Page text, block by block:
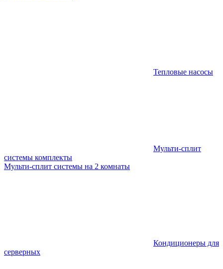
Тепловые насосы
Мульти-сплит
системы комплекты
Мульти-сплит системы на 2 комнаты
Кондиционеры для
серверных